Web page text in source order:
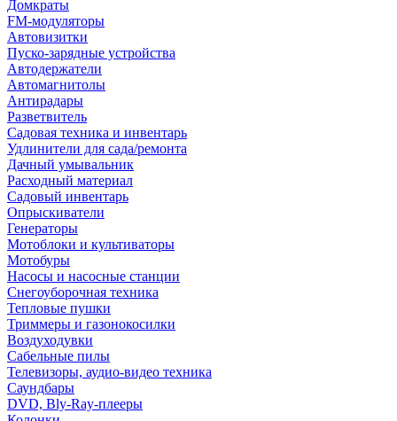
Домкраты
FM-модуляторы
Автовизитки
Пуско-зарядные устройства
Автодержатели
Автомагнитолы
Антирадары
Разветвитель
Садовая техника и инвентарь
Удлинители для сада/ремонта
Дачный умывальник
Расходный материал
Садовый инвентарь
Опрыскиватели
Генераторы
Мотоблоки и культиваторы
Мотобуры
Насосы и насосные станции
Снегоуборочная техника
Тепловые пушки
Триммеры и газонокосилки
Воздуходувки
Сабельные пилы
Телевизоры, аудио-видео техника
Саундбары
DVD, Bly-Ray-плееры